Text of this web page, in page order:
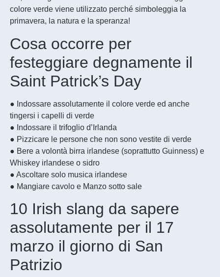
colore verde viene utilizzato perché simboleggia la
primavera, la natura e la speranza!
Cosa occorre per
festeggiare degnamente il
Saint Patrick’s Day
● Indossare assolutamente il colore verde ed anche
tingersi i capelli di verde
● Indossare il trifoglio d’Irlanda
● Pizzicare le persone che non sono vestite di verde
● Bere a volontà birra irlandese (soprattutto Guinness) e
Whiskey irlandese o sidro
● Ascoltare solo musica irlandese
● Mangiare cavolo e Manzo sotto sale
10 Irish slang da sapere
assolutamente per il 17
marzo il giorno di San
Patrizio